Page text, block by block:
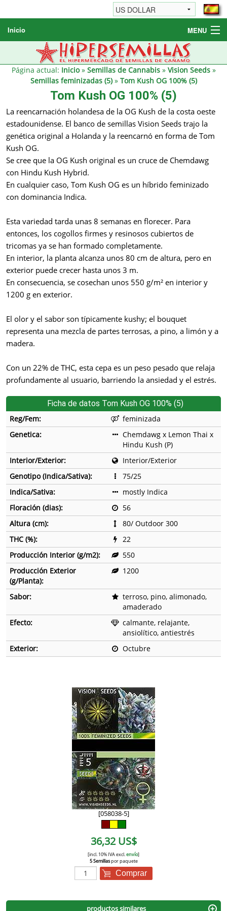
Inicio MENU
Semillas de cannabis
Otros productos
Página actual: Inicio» Semillas de Cannabis» Vision Seeds»
Semillas feminizadas (5)» Tom Kush OG 100% (5)
Tom Kush OG 100% (5)
La reencarnación holandesa de la OG Kush de la costa oeste
estadounidense. El banco de semillas Vision Seeds trajo la
genética original a Holanda y la reencarnó en forma de Tom
Kush OG.
Se cree que la OG Kush original es un cruce de Chemdawg
con Hindu Kush Hybrid.
En cualquier caso, Tom Kush OG es un híbrido feminizado
con dominancia Indica.
Esta variedad tarda unas 8 semanas en florecer. Para
entonces, los cogollos firmes y resinosos cubiertos de
tricomas ya se han formado completamente.
En interior, la planta alcanza unos 80 cm de altura, pero en
exterior puede crecer hasta unos 3 m.
En consecuencia, se cosechan unos 550 g/m² en interior y
1200 g en exterior.
El olor y el sabor son típicamente kushy; el bouquet
representa una mezcla de partes terrosas, a pino, a limón y a
madera.
Con un 22% de THC, esta cepa es un peso pesado que relaja
profundamente al usuario, barriendo la ansiedad y el estrés.
Ficha de datos Tom Kush OG 100% (5)
Reg/Fem:
feminizada
Genetica:
Chemdawg x Lemon Thai x
Hindu Kush (P)
Interior/Exterior:
Interior/Exterior
Genotipo (Indica/Sativa):
75/25
Indica/Sativa:
mostly Indica
Floración (dias):
56
Altura (cm):
80/ Outdoor 300
THC (%):
22
Producción Interior (g/m2):
550
Producción Exterior
(g/Planta):
1200
Sabor:
terroso, pino, alimonado,
amaderado
Efecto:
calmante, relajante,
ansiolítico, antiestrés
Exterior:
Octubre
[058038-5]
36,32 US$
[incl. 10% IVA excl.envío]
5 Semillaspor paquete
Comprar
productos similares